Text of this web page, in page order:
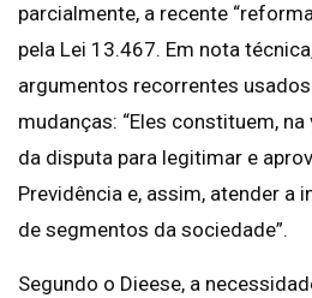
parcialmente, a recente
pela Lei 13.467. Em nota
argumentos recorrentes
mudanças: “Eles constituem,
da disputa para legitimar e
Previdência e, assim, atender a
de segmentos da sociedade”.
Segundo o Dieese, a